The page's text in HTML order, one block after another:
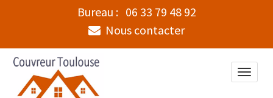
Bureau : 06 33 79 48 92
Nous contacter
Toggle